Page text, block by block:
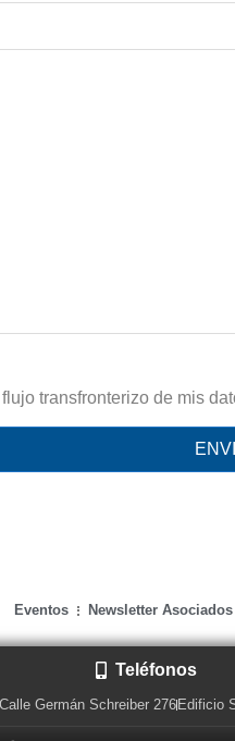
transfronterizo de mis
Eventos Newsletter Asociados
Teléfonos
Calle Germán Schreiber 276Edificio